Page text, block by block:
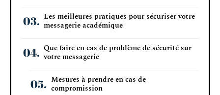
Les meilleures pratiques pour sécuriser votre
messagerie académique
Que faire en cas de problème de sécurité sur
votre messagerie
Mesures à prendre en cas de
compromission